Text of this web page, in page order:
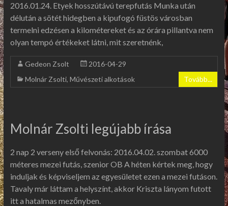
2016.01.24. Etyek hosszútávú terepfutás Munka után
délután a sötét hidegben a kipufogó füstös városban
termelni edzésen a kilométereket és az órára pillantva nem
olyan tempó értékeket látni, mit szeretnénk,
Gedeon Zsolt
2016-04-29
Molnár Zsolti, Művészeti alkotások Tovább...
Molnár Zsolti legújabb írása
2 nap 2 verseny első felvonás: 2016.04.02. szombat 6000
méteres mezei futás, szenior OB A héten kértek meg, hogy
induljak és képviseljem az egyesületet ezen a mezei futáson.
Tavaly már láttam a helyszínt, akkor Kriszta lányom futott
itt a hatalmas mezőnyben.